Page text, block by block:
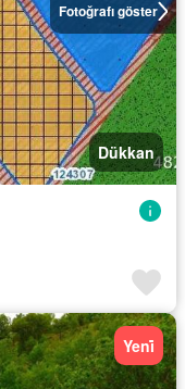
Fotoğrafı göster
Dükkan
Yeni̇